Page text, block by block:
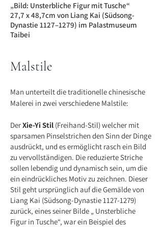
„Bild: Unsterbliche Figur mit Tusche“
27,7 x 48,7cm von Liang Kai (Südsong-
Dynastie 1127–1279) im Palastmuseum
Taibei
Malstile
Man unterteilt die traditionelle chinesische
Malerei in zwei verschiedene Malstile:
DerXie-Yi Stil (Freihand-Stil) welcher mit
sparsamen Pinselstrichen den Sinn der Dinge
ausdrückt, und es ermöglicht rasch ein Bild
zu vervollständigen. Die reduzierte Striche
sollen lebendig und dynamisch sein, um die
ein eindrückliches Motiv zu zeichnen. Dieser
Stil geht ursprünglich auf die Gemälde von
Liang Kai (Südsong-Dynastie1127-1279)
zurück, eines seiner Bilde „ Unsterbliche
Figur in Tusche“, war ein Beispiel des